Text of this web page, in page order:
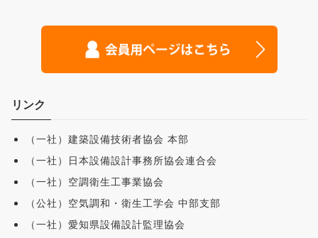
リンク
（一社）建築設備技術者協会 本部
（一社）日本設備設計事務所協会連合会
（一社）空調衛生工事業協会
（公社）空気調和・衛生工学会 中部支部
（一社）愛知県設備設計監理協会